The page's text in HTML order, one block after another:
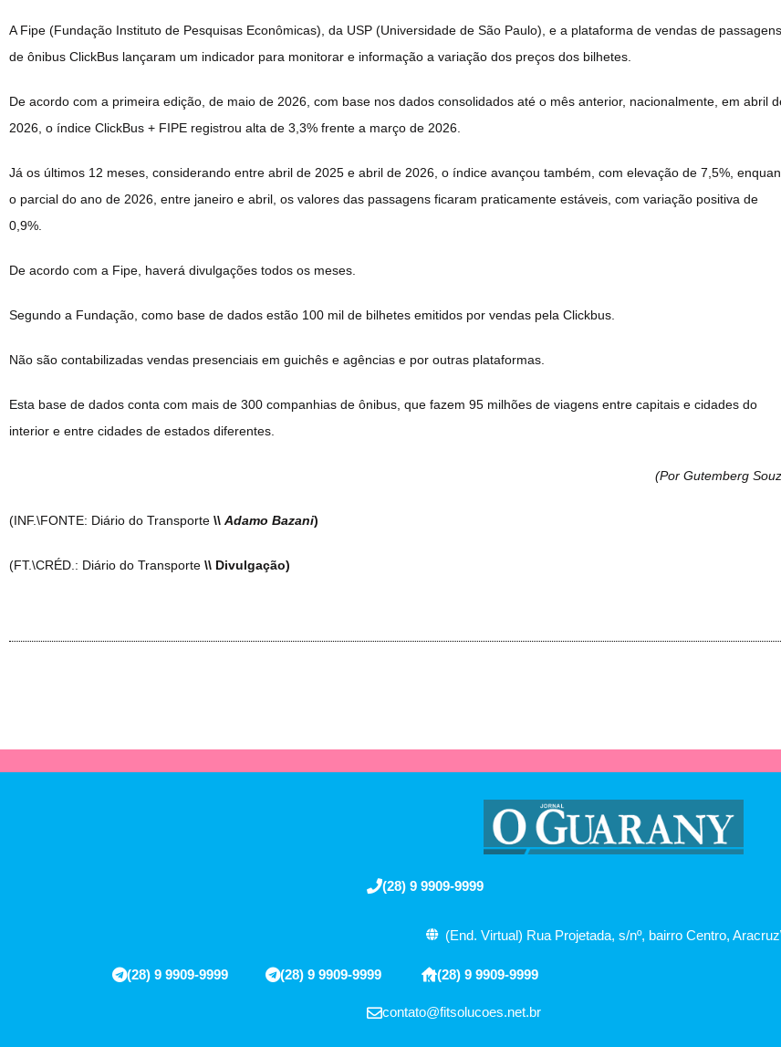
A Fipe (Fundação Instituto de Pesquisas Econômicas), da USP (Universidade de São Paulo), e a plataforma de vendas de passagens
de ônibus ClickBus lançaram um indicador para monitorar e informação a variação dos preços dos bilhetes.
De acordo com a primeira edição, de maio de 2026, com base nos dados consolidados até o mês anterior, nacionalmente, em abril
2026, o índice ClickBus + FIPE registrou alta de 3,3% frente a março de 2026.
Já os últimos 12 meses, considerando entre abril de 2025 e abril de 2026, o índice avançou também, com elevação de 7,5%,
o parcial do ano de 2026, entre janeiro e abril, os valores das passagens ficaram praticamente estáveis, com variação positiva de
0,9%.
De acordo com a Fipe, haverá divulgações todos os meses.
Segundo a Fundação, como base de dados estão 100 mil de bilhetes emitidos por vendas pela Clickbus.
Não são contabilizadas vendas presenciais em guichês e agências e por outras plataformas.
Esta base de dados conta com mais de 300 companhias de ônibus, que fazem 95 milhões de viagens entre capitais e cidades do
interior e entre cidades de estados diferentes.
(Por Gutemberg
(INF.\FONTE: Diário do Transporte \\ Adamo Bazani)
(FT.\CRÉD.: Diário do Transporte \\ Divulgação)
(28) 9 9909-9999
(End. Virtual) Rua Projetada, s/nº, bairro Centro,
(28) 9 9909-9999 (28) 9 9909-9999 (28) 9 9909-9999
contato@fitsolucoes.net.br